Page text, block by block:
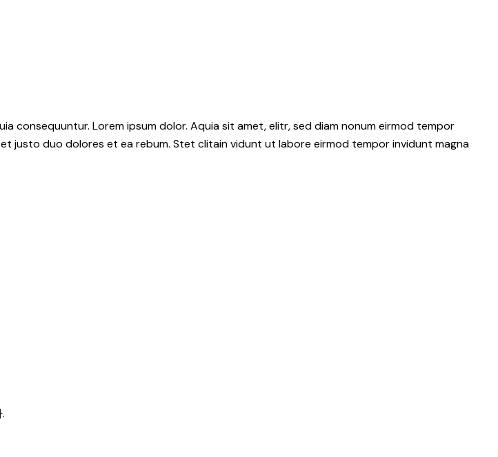
consequuntur. Lorem ipsum dolor. Aquia sit amet, elitr, sed diam nonum eirmod tempor
justo duo dolores et ea rebum. Stet clitain vidunt ut labore eirmod tempor invidunt magna